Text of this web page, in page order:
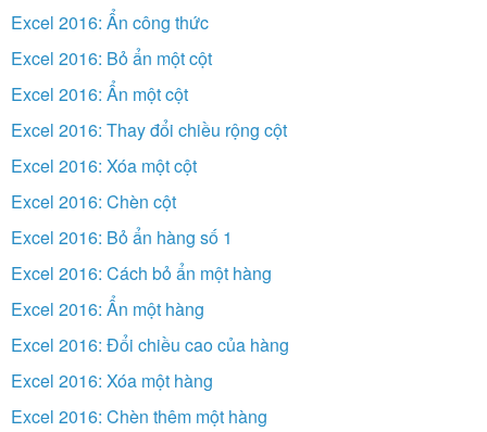
Excel 2016: Ẩn công thức
Excel 2016: Bỏ ẩn một cột
Excel 2016: Ẩn một cột
Excel 2016: Thay đổi chiều rộng cột
Excel 2016: Xóa một cột
Excel 2016: Chèn cột
Excel 2016: Bỏ ẩn hàng số 1
Excel 2016: Cách bỏ ẩn một hàng
Excel 2016: Ẩn một hàng
Excel 2016: Đổi chiều cao của hàng
Excel 2016: Xóa một hàng
Excel 2016: Chèn thêm một hàng